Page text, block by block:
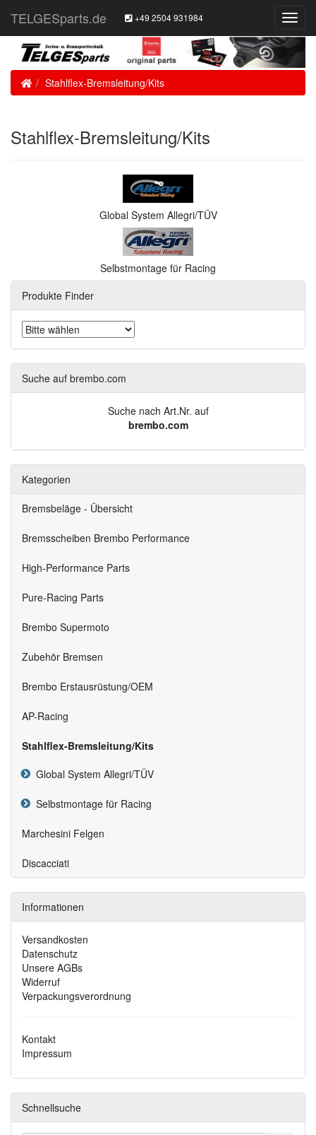
TELGESparts.de +49 2504 931984
HomeStahlflex-Bremsleitung/Kits
Stahlflex-Bremsleitung/Kits
Global System Allegri/TÜV
Selbstmontage für Racing
Produkte Finder
Suche auf brembo.com
Suche nach Art.Nr. auf
brembo.com
Kategorien
Bremsbeläge - Übersicht
Bremsscheiben Brembo Performance
High-Performance Parts
Pure-Racing Parts
Brembo Supermoto
Zubehör Bremsen
Brembo Erstausrüstung/OEM
AP-Racing
Stahlflex-Bremsleitung/Kits
Global System Allegri/TÜV
Selbstmontage für Racing
Marchesini Felgen
Discacciati
Informationen
Versandkosten
Datenschutz
Unsere AGBs
Widerruf
Verpackungsverordnung
Kontakt
Impressum
Schnellsuche